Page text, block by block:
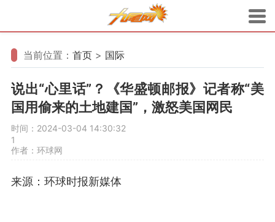
当前位置： 首页 > 国际
说出“心里话”？《华盛顿邮报》记者称“美
国用偷来的土地建国”，激怒美国网民
时间：2024-03-04 14:30:32
1
作者：环球网
来源：环球时报新媒体